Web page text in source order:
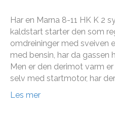
Har en Marna 8-11 HK K 2
kaldstart starter den som
omdreininger med sveiven
med bensin, har da gassen
Men er den derimot varm
selv med startmotor, har
Les mer